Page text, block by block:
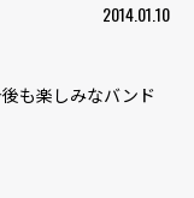
2014.01.10
も楽しみなバンド